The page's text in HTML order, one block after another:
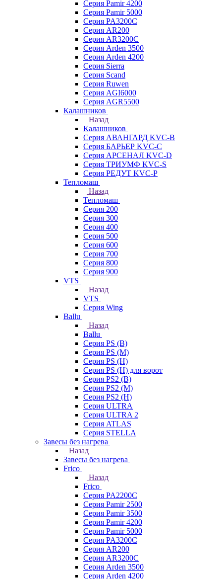
Серия Pamir 4200
Серия Pamir 5000
Серия PA3200C
Серия AR200
Серия AR3200C
Серия Arden 3500
Серия Arden 4200
Серия Sierra
Серия Scand
Серия Ruwen
Серия AGI6000
Серия AGR5500
Калашников
Назад
Калашников
Серия АВАНГАРД KVC-B
Серия БАРЬЕР KVC-C
Серия АРСЕНАЛ KVC-D
Серия ТРИУМФ KVC-S
Серия РЕДУТ KVC-P
Тепломаш
Назад
Тепломаш
Серия 200
Серия 300
Серия 400
Серия 500
Серия 600
Серия 700
Серия 800
Серия 900
VTS
Назад
VTS
Серия Wing
Ballu
Назад
Ballu
Серия PS (B)
Серия PS (M)
Серия PS (H)
Серия PS (H) для ворот
Серия PS2 (B)
Серия PS2 (M)
Серия PS2 (H)
Серия ULTRA
Серия ULTRA 2
Серия ATLAS
Серия STELLA
Завесы без нагрева
Назад
Завесы без нагрева
Frico
Назад
Frico
Серия PA2200C
Серия Pamir 2500
Серия Pamir 3500
Серия Pamir 4200
Серия Pamir 5000
Серия PA3200C
Серия AR200
Серия AR3200C
Серия Arden 3500
Серия Arden 4200